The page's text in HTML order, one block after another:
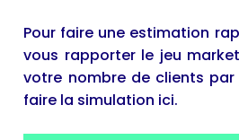
Pour faire une estimation
vous rapporter le jeu
votre nombre de clients par
faire la simulation ici.